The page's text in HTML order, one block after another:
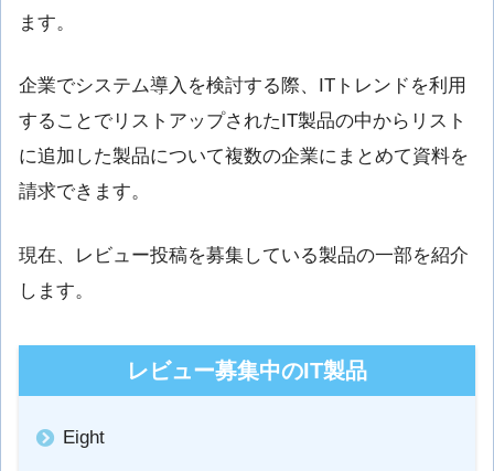
ます。
企業でシステム導入を検討する際、ITトレンドを利用
することでリストアップされたIT製品の中からリスト
に追加した製品について複数の企業にまとめて資料を
請求できます。
現在、レビュー投稿を募集している製品の一部を紹介
します。
レビュー募集中のIT製品
Eight